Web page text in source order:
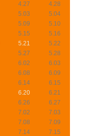
4.27
4.28
5.03
5.04
5.09
5.10
5.15
5.16
5.21
5.22
5.27
5.28
6.02
6.03
6.08
6.09
6.14
6.15
6.20
6.21
6.26
6.27
7.02
7.03
7.08
7.09
7.14
7.15